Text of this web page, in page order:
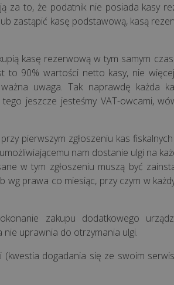
za to, że podatnik nie posiada kasy
zastąpić kasę podstawową, kasą
kasę rezerwową w tym samym
to 90% wartości netto kasy, nie
uwaga. Tak naprawdę każda
jeszcze jesteśmy VAT-owcami,
pierwszym zgłoszeniu kas
nam dostanie ulgi na
w tym zgłoszeniu muszą być
prawa co miesiąc, przy czym w
zakupu dodatkowego
uprawnia do otrzymania ulgi.
dogadania się ze swoim